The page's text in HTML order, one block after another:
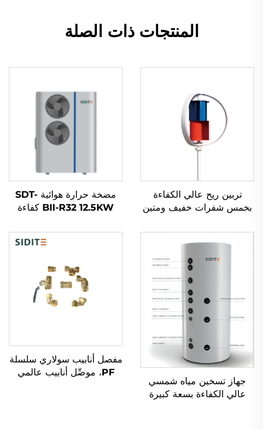
المنتجات ذات الصلة
تربين ريح عالي الكفاءة
بخمس شفرات خفيف ومتين
المسبوك بتقنية تتبع ذكية
لتوليد طاقة الرياح
مضخة حرارة هوائية SDT-
BII-R32 12.5KW كفاءة
Mitsubishi صديق للبيئة
جهاز تسخين مياه شمسي
عالي الكفاءة بسعة كبيرة
مفصل أنابيب سولاري سلسلة
PF، موصِّل أنابيب عالمي